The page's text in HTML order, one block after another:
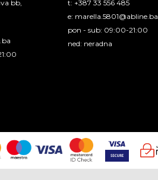
bb,
t: +387 33 556 485
e: marella.5801@abline.ba
pon - sub: 09:00-21:00
ned: neradna